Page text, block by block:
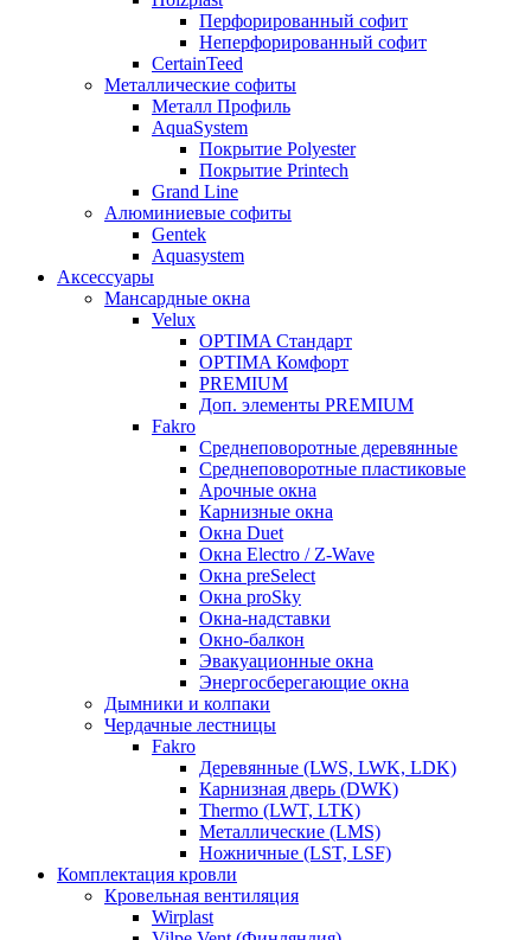
Перфорированный софит
Неперфорированный софит
CertainTeed
Металлические софиты
Металл Профиль
AquaSystem
Покрытие Polyester
Покрытие Printech
Grand Line
Алюминиевые софиты
Gentek
Aquasystem
Аксессуары
Мансардные окна
Velux
OPTIMA Стандарт
OPTIMA Комфорт
PREMIUM
Доп. элементы PREMIUM
Fakro
Cреднеповоротные деревянные
Cреднеповоротные пластиковые
Арочные окна
Карнизные окна
Окна Duet
Окна Electro / Z-Wave
Окна preSelect
Окна proSky
Окна-надставки
Окно-балкон
Эвакуационные окна
Энергосберегающие окна
Дымники и колпаки
Чердачные лестницы
Fakro
Деревянные (LWS, LWK, LDK)
Карнизная дверь (DWK)
Thermo (LWT, LTK)
Металлические (LMS)
Ножничные (LST, LSF)
Комплектация кровли
Кровельная вентиляция
Wirplast